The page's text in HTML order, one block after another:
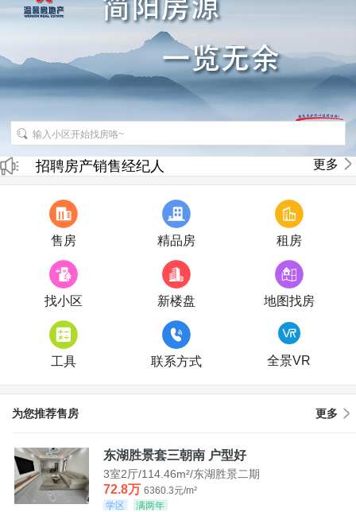
招聘房产销售经纪人
房产直播
更多
售房 精品房 租房
找小区 新楼盘 地图找房
工具 联系方式 全景VR
为您推荐售房 更多
东湖胜景套三朝南 户型好
3室2厅/114.46m²/东湖胜景二期
72.8万 6360.3元/m²
学区
满两年